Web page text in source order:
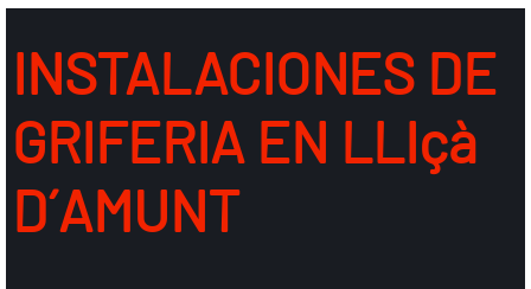
INSTALACIONES DE
GRIFERIA EN LLIçà
D´AMUNT